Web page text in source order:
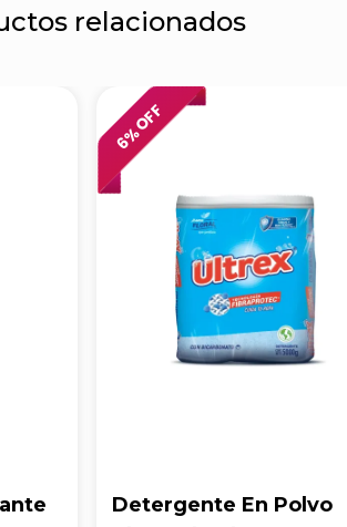
relacionados
6
% OFF
Detergente En Polvo